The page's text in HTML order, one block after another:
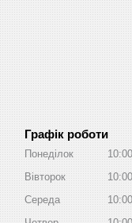
Графік роботи
Понеділок 10:00
Вівторок
10:00
Середа
10:00